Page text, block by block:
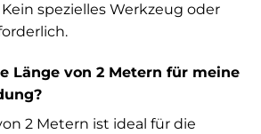
spezielles Werkzeug oder
Länge von 2 Metern für meine
2 Metern ist ideal für die